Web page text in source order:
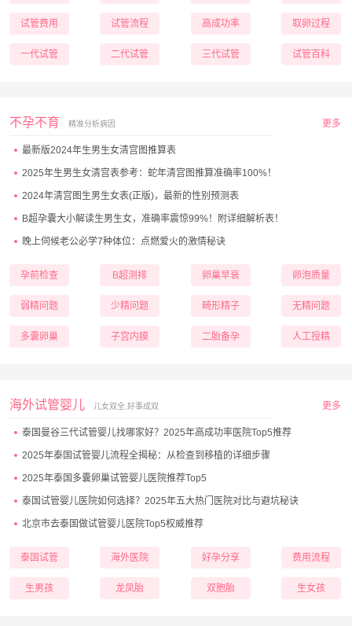
试管费用 试管流程 高成功率 取卵过程
一代试管 二代试管 三代试管 试管百科
不孕不育 精准分析病因 更多
最新版2024年生男生女清宫图推算表
2025年生男生女清宫表参考：蛇年清宫图推算准确率100%！
2024年清宫图生男生女表(正版)，最新的性别预测表
B超孕囊大小解读生男生女，准确率震惊99%！附详细解析表！
晚上伺候老公必学7种体位：点燃爱火的激情秘诀
孕前检查 B超测排 卵巢早衰 卵泡质量
弱精问题 少精问题 畸形精子 无精问题
多囊卵巢 子宫内膜 二胎备孕 人工授精
海外试管婴儿 儿女双全,好事成双 更多
泰国曼谷三代试管婴儿找哪家好？2025年高成功率医院Top5推荐
2025年泰国试管婴儿流程全揭秘：从检查到移植的详细步骤
2025年泰国多囊卵巢试管婴儿医院推荐Top5
泰国试管婴儿医院如何选择？2025年五大热门医院对比与避坑秘诀
北京市去泰国做试管婴儿医院Top5权威推荐
泰国试管 海外医院 好孕分享 费用流程
生男孩 龙凤胎 双胞胎 生女孩